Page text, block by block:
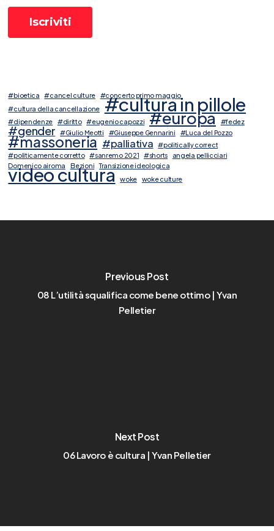
#bioetica #cancel culture
#concerto primo maggio
#cultura della cancellazione #cultura in pillole
#dipendenze #diritto #eugenio capozzi #europa #fedez
#gender #Giulio Meotti #Giuseppe Gennarini #Luca del Pozzo
#massoneria #palliativa
#politically correct
#politicamente corretto #sanremo 2021 #shorts
angela pellicciari
Domenico airoma
Elezioni Transizione ideologica
video cultura woke woke culture
Previous Post
08 L’utilità squalifica come bene ottimo | Yvan
Pelletier
Next Post
06 Lavoro è cultura | Yvan Pelletier